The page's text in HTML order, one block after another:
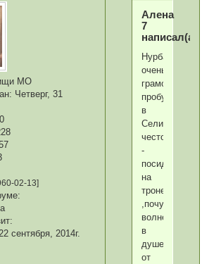
МО
: Четверг, 31
0
02-13]
сентября, 2014г.
Алена
7
написал(а):
Нурбану
очень
грамотно
пробуждает
в
Селиме
честолюбие
-
посидел
на
троне
,почувствовал
волнение
в
душе
от